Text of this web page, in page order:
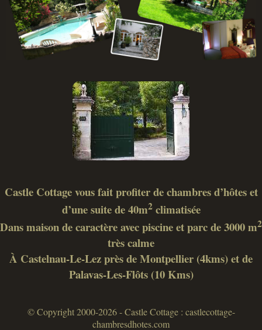
Castle Cottage vous fait profiter de chambres d’hôtes et
d’une suite de 40m2climatisée
Dans maison de caractère avec piscine et parc de 3000 m2
très calme
À Castelnau-Le-Lez près de Montpellier (4kms) et de
Palavas-Les-Flôts (10 Kms)
© Copyright 2000-2026 - Castle Cottage : castlecottage-
chambresdhotes.com